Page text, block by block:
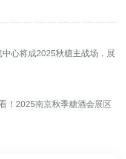
心将成2025秋糖主战场，展
！2025南京秋季糖酒会展区